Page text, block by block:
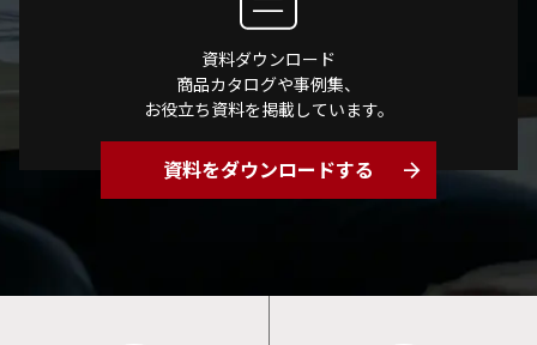
資料ダウンロード
商品カタログや事例集、
お役立ち資料を掲載しています。
資料をダウンロードする arrow_forward